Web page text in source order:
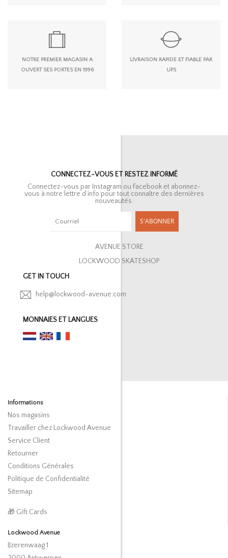
NOTRE PREMIER MAGASIN A
OUVERT SES PORTES EN 1996
LIVRAISON RAPIDE ET FIABLE PAR
UPS
CONNECTEZ-VOUS ET RESTEZ INFORMÉ
Connectez-vous par Instagram ou Facebook et abonnez-
vous à notre lettre d’info pour tout connaître des dernières
nouveautés.
S'ABONNER
AVENUE STORE
LOCKWOOD SKATESHOP
GET IN TOUCH
help@lockwood-avenue.com
MONNAIES ET LANGUES
Informations
Nos magasins
Travailler chez Lockwood Avenue
Service Client
Retourner
Conditions Générales
Politique de Confidentialité
Sitemap
🎁 Gift Cards
Lockwood Avenue
IJzerenwaag 1